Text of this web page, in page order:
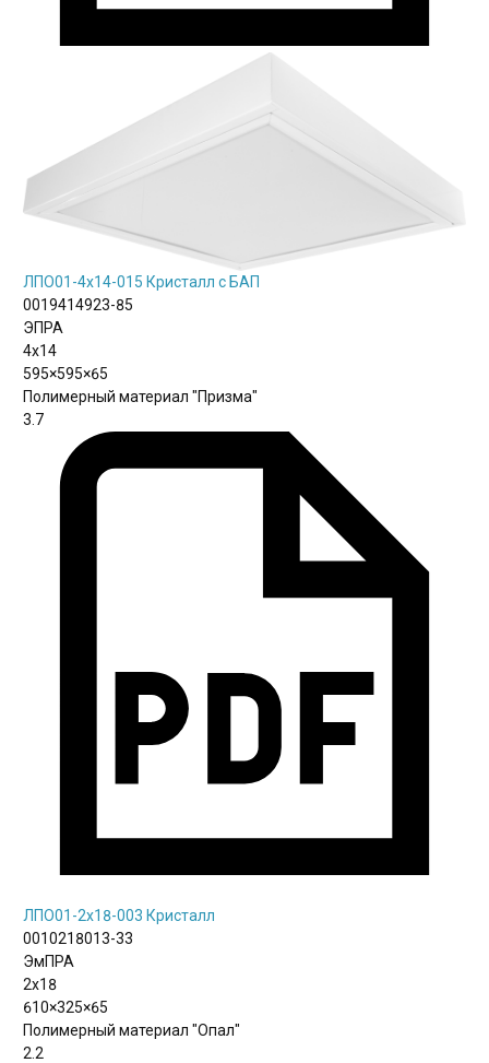
ЛПО01-4х14-015 Кристалл с БАП
0019414923-85
ЭПРА
4х14
595×595×65
Полимерный материал "Призма"
3.7
ЛПО01-2х18-003 Кристалл
0010218013-33
ЭмПРА
2х18
610×325×65
Полимерный материал "Опал"
2.2